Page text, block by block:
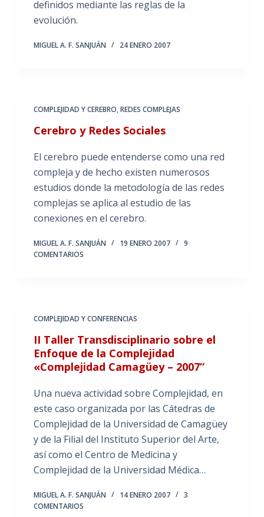
definidos mediante las reglas de la
evolución.
MIGUEL A. F. SANJUÁN 24 ENERO 2007
COMPLEJIDAD Y CEREBRO,REDES COMPLEJAS
Cerebro y Redes Sociales
El cerebro puede entenderse como una red
compleja y de hecho existen numerosos
estudios donde la metodología de las redes
complejas se aplica al estudio de las
conexiones en el cerebro.
MIGUEL A. F. SANJUÁN 19 ENERO 2007
9
COMENTARIOS
COMPLEJIDAD Y CONFERENCIAS
II Taller Transdisciplinario sobre el
Enfoque de la Complejidad
«Complejidad Camagüey – 2007”
Una nueva actividad sobre Complejidad, en
este caso organizada por las Cátedras de
Complejidad de la Universidad de Camagüey
y de la Filial del Instituto Superior del Arte,
así como el Centro de Medicina y
Complejidad de la Universidad Médica…
MIGUEL A. F. SANJUÁN 14 ENERO 2007
3
COMENTARIOS